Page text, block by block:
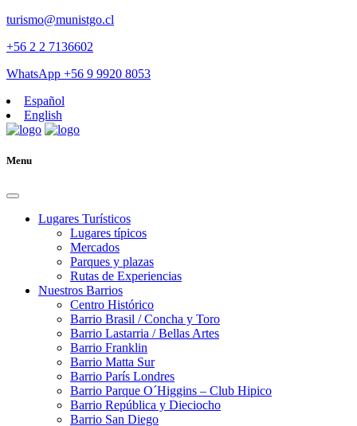
turismo@munistgo.cl
+56 2 2 7136602
WhatsApp +56 9 9920 8053
Español
English
Menu
Lugares Turísticos
Lugares tí­picos
Mercados
Parques y plazas
Rutas de Experiencias
Nuestros Barrios
Centro Histórico
Barrio Brasil / Concha y Toro
Barrio Lastarria / Bellas Artes
Barrio Franklin
Barrio Matta Sur
Barrio Parí­s Londres
Barrio Parque O´Higgins – Club Hipico
Barrio República y Dieciocho
Barrio San Diego